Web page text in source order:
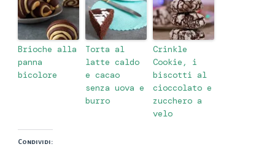
Brioche alla
panna
bicolore
Torta al
latte caldo
e cacao
senza uova e
burro
Crinkle
Cookie, i
biscotti al
cioccolato e
zucchero a
velo
Condividi: